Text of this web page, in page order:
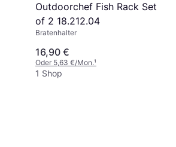
Outdoorchef Fish Rack Set
of 2 18.212.04
Bratenhalter
16,90 €
Oder 5,63 €/Mon.¹
1 Shop